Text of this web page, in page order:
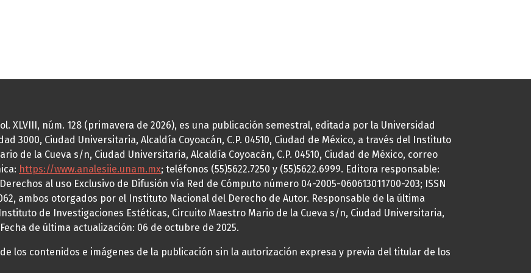
XLVIII, núm. 128 (primavera de 2026), es una publicación semestral, editada por la Universidad
3000, Ciudad Universitaria, Alcaldía Coyoacán, C.P. 04510, Ciudad de México, a través del Instituto
de la Cueva s/n, Ciudad Universitaria, Alcaldía Coyoacán, C.P. 04510, Ciudad de México, correo
https://www.analesiie.unam.mx; teléfonos (55)5622.7250 y (55)5622.6999. Editora responsable:
al uso Exclusivo de Difusión vía Red de Cómputo número 04-2005-060613011700-203; ISSN
ambos otorgados por el Instituto Nacional del Derecho de Autor. Responsable de la última
de Investigaciones Estéticas, Circuito Maestro Mario de la Cueva s/n, Ciudad Universitaria,
de última actualización: 06 de octubre de 2025.
los contenidos e imágenes de la publicación sin la autorización expresa y previa del titular de los